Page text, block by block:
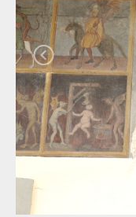
CONTACTS
PRESS